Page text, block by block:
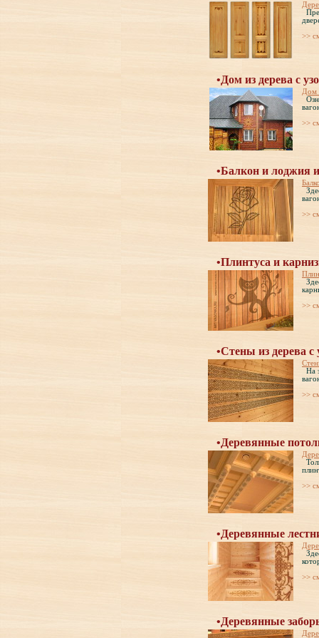
>>
•Дом из дерева с
Дом
>>
•Балкон и лоджия
>>
•Плинтуса и
>>
•Стены из дерева с
На
>>
•Деревянные
>>
•Деревянные
>>
•Деревянные